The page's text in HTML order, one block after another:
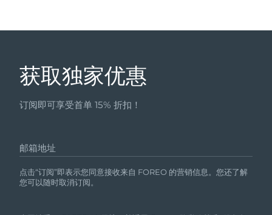
获取独家优惠
订阅即可享受首单 15% 折扣！
邮箱地址
点击“订阅”即表示您同意接收来自 FOREO 的营销信息。您还了解
您可以随时取消订阅。